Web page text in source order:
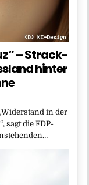
– Strack-
hinter
in der
sagt die FDP-